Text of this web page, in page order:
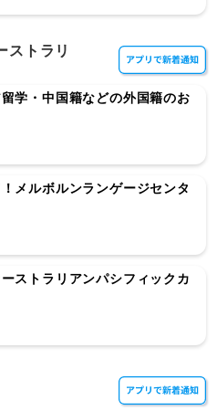
ストラリ
学・中国籍などの外国籍のお
メルボルンランゲージセンタ
ストラリアンパシフィックカ